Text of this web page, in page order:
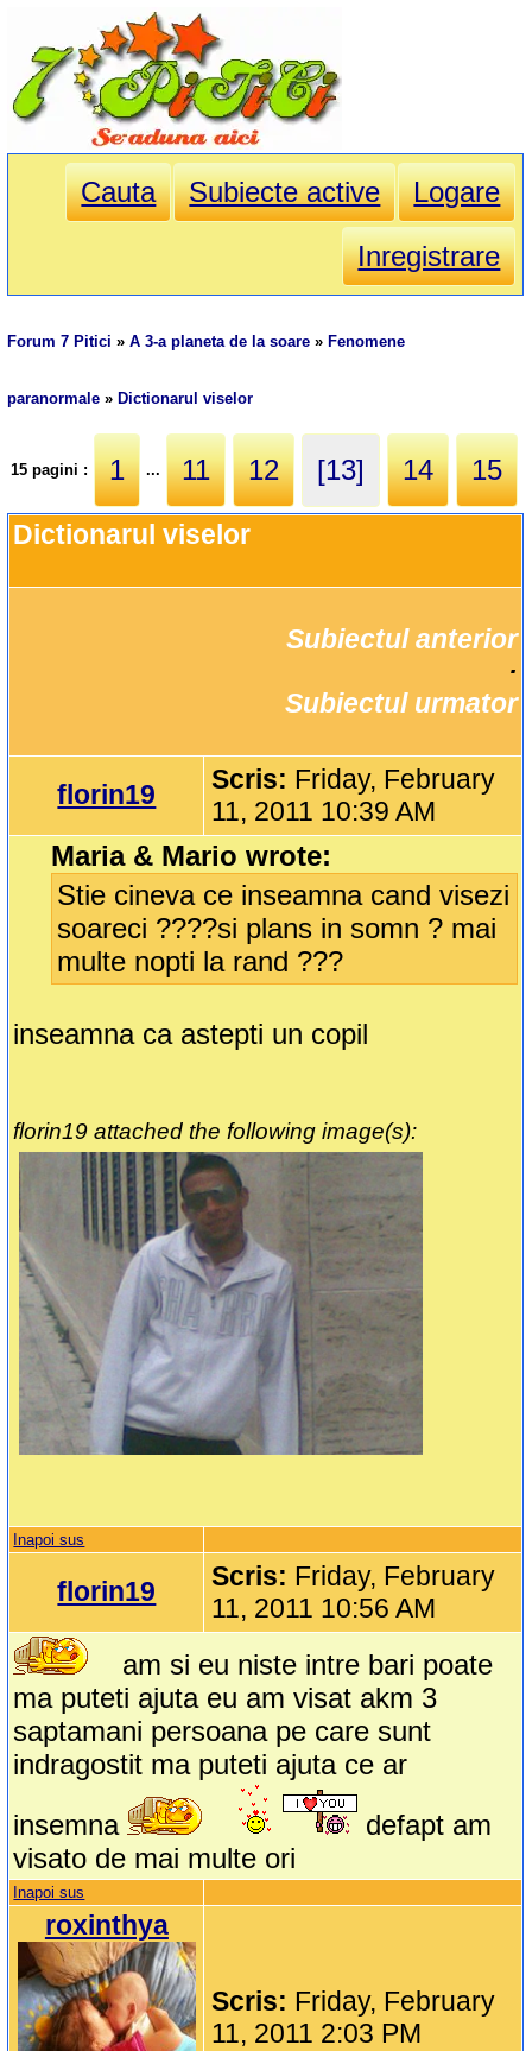
Cauta Subiecte active
Logare
Inregistrare
Forum 7 Pitici »A 3-a planeta de la soare » Fenomene
paranormale » Dictionarul viselor
15 pagini : 1 ... 11 12 [13] 14 15
Dictionarul viselor
Subiectul anterior
Subiectul urmator
florin19 Scris: Friday, February
11, 2011 10:39 AM
Maria & Mario wrote:
Stie cineva ce inseamna cand visezi
soareci ????si plans in somn ? mai
multe nopti la rand ???
inseamna ca astepti un copil
florin19 attached the following image(s):
Inapoi sus
florin19 Scris: Friday, February
11, 2011 10:56 AM
am si eu niste intre bari poate
ma puteti ajuta eu am visat akm 3
saptamani persoana pe care sunt
indragostit ma puteti ajuta ce ar
insemna
defapt am
visato de mai multe ori
Inapoi sus
roxinthya
Scris: Friday, February
11, 2011 2:03 PM